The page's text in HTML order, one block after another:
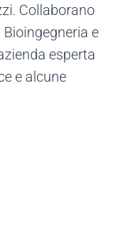
Collaborano
e
esperta
e alcune